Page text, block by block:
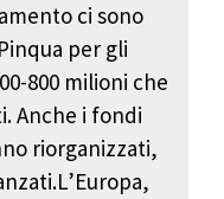
ci sono
per gli
800 milioni che
Anche i fondi
riorganizzati,